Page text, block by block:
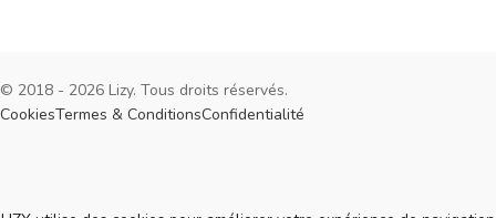
© 2018 - 2026 Lizy. Tous droits réservés.
CookiesTermes & ConditionsConfidentialité